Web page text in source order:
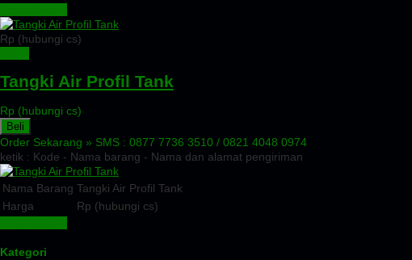
Rp (hubungi cs)
Tangki Air Profil Tank
Rp (hubungi cs)
Beli
Order Sekarang » SMS : 0877 7736 3510 / 0821 4048 0974
ketik : Kode - Nama barang - Nama dan alamat pengiriman
Nama Barang Tangki Air Profil Tank
Harga
Rp (hubungi cs)
Kategori